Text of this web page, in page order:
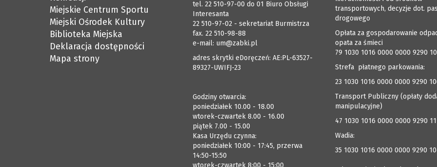
Miejskie Centrum Sportu
Miejski Ośrodek Kultury
Biblioteka Miejska
Deklaracja dostępności
Mapa strony
tel. 22 510-97-00 do 01 Biuro Obsługi
Interesanta
22 510-97-02 - sekretariat Burmistrza
fax. 22 510-98-88
e-mail: um@zabki.pl
adres skrytki eDoręczeń: AE:PL-63527-
89327-UWIFJ-23
Godziny otwarcia:
poniedziałek 10.00 - 18.00
wtorek-czwartek 8.00 - 16.00
piątek 7.00 - 15.00
Kasa Urzędu czynna:
poniedziałek 10:00 - 17:45, przerwa
14:50-15:50
wtorek-czwartek 8:00 - 15:00
transportowych, decyzje dot.
drogowego
Opłata za gospodarowanie
opata za śmieci
79 1030 1016 0000 0000 9290
Strefa płatnego parkowania:
23 1030 1016 0000 0000 9290
Transport Publiczny (opłaty
manipulacyjne)
47 1030 1016 0000 0000 9290
Wadia:
35 1030 1016 0000 0000 9290